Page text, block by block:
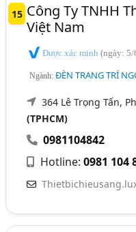
15 Công Ty TNHH
Việt Nam
Được xác minh(ngày:
Ngành:ĐÈN TRANG TRÍ
364 Lê Trọng Tấn,
(TPHCM)
0981104842
Hotline:0981 104